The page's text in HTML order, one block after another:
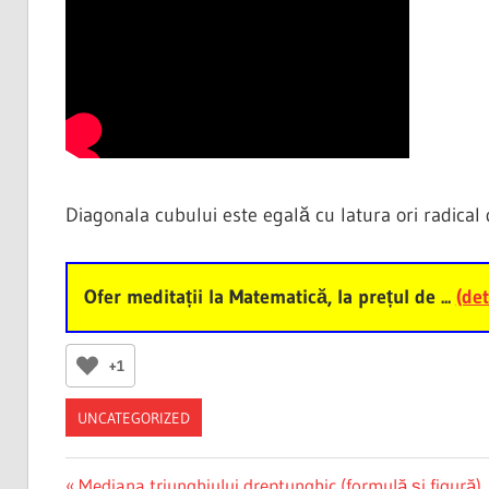
Diagonala cubului este egală cu latura ori radical
Ofer meditații la Matematică, la prețul de ...
+1
UNCATEGORIZED